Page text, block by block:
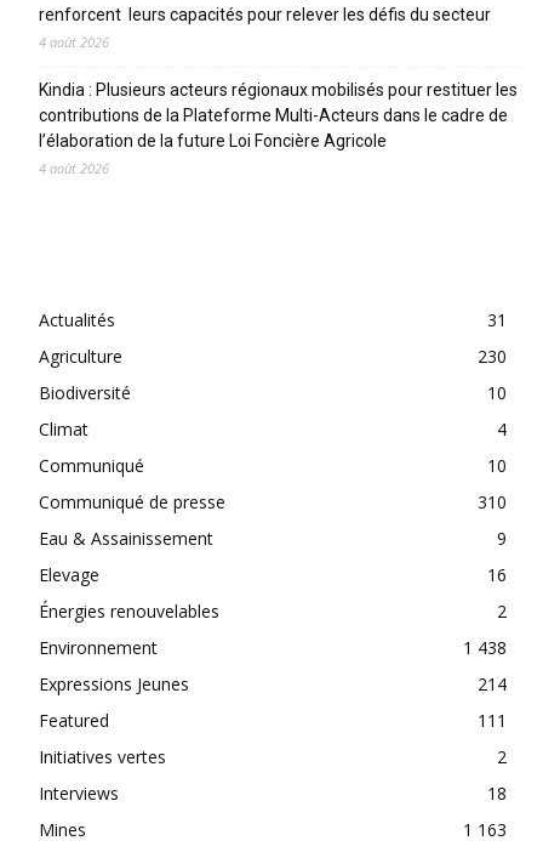
renforcent leurs capacités pour relever les défis du secteur
4 août 2026
Kindia : Plusieurs acteurs régionaux mobilisés pour restituer les
contributions de la Plateforme Multi-Acteurs dans le cadre de
l’élaboration de la future Loi Foncière Agricole
4 août 2026
Actualités
31
Agriculture
230
Biodiversité
10
Climat
4
Communiqué
10
Communiqué de presse
310
Eau & Assainissement
9
Elevage
16
Énergies renouvelables
2
Environnement
1 438
Expressions Jeunes
214
Featured
111
Initiatives vertes
2
Interviews
18
Mines
1 163